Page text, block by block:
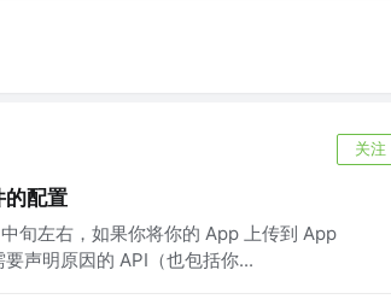
关注
配置
旬左右，如果你将你的 App 上传到 App
声明原因的 API（也包括你...